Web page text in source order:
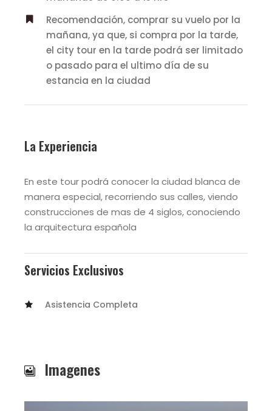
Recomendación, comprar su vuelo por la
mañana, ya que, si compra por la tarde,
el city tour en la tarde podrá ser limitado
o pasado para el ultimo día de su
estancia en la ciudad
La Experiencia
En este tour podrá conocer la ciudad blanca de
manera especial, recorriendo sus calles, viendo
construcciones de mas de 4 siglos, conociendo
la arquitectura española
Servicios Exclusivos
Asistencia Completa
Imagenes